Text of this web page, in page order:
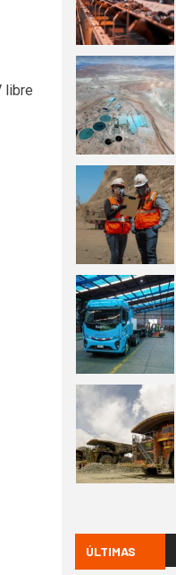
libre
6
1
ÚLTIMAS